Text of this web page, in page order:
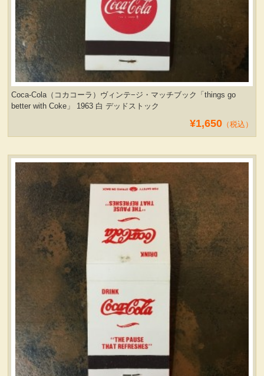
Coca-Cola（コカコーラ）ヴィンテ−ジ・マッチブック「things go
better with Coke」 1963 白 デッドストック
¥1,650（税込）